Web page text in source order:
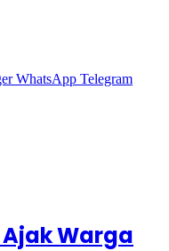
WhatsApp Telegram
Warga